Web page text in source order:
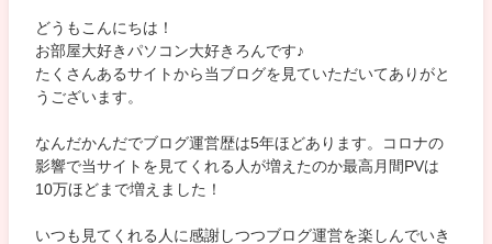
どうもこんにちは！
お部屋大好きパソコン大好きろんです♪
たくさんあるサイトから当ブログを見ていただいてありがと
うございます。
なんだかんだでブログ運営歴は5年ほどあります。コロナの
影響で当サイトを見てくれる人が増えたのか最高月間PVは
10万ほどまで増えました！
いつも見てくれる人に感謝しつつブログ運営を楽しんでいき